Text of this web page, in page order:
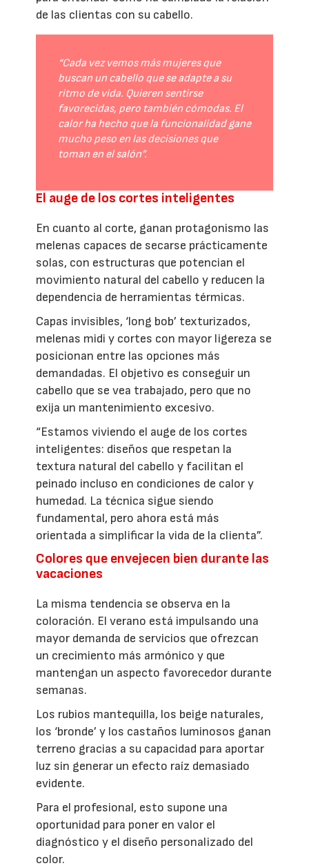
de las clientas con su cabello.
“Cada vez vemos más mujeres que
buscan un cabello que se adapte a su
ritmo de vida. Quieren sentirse
favorecidas, pero también cómodas. El
calor ha hecho que la funcionalidad gane
mucho peso en las decisiones que
toman en el salón”.
El auge de los cortes inteligentes
En cuanto al corte, ganan protagonismo las
melenas capaces de secarse prácticamente
solas, con estructuras que potencian el
movimiento natural del cabello y reducen la
dependencia de herramientas térmicas.
Capas invisibles, ‘long bob’ texturizados,
melenas midi y cortes con mayor ligereza se
posicionan entre las opciones más
demandadas. El objetivo es conseguir un
cabello que se vea trabajado, pero que no
exija un mantenimiento excesivo.
“Estamos viviendo el auge de los cortes
inteligentes: diseños que respetan la
textura natural del cabello y facilitan el
peinado incluso en condiciones de calor y
humedad. La técnica sigue siendo
fundamental, pero ahora está más
orientada a simplificar la vida de la clienta”.
Colores que envejecen bien durante las
vacaciones
La misma tendencia se observa en la
coloración. El verano está impulsando una
mayor demanda de servicios que ofrezcan
un crecimiento más armónico y que
mantengan un aspecto favorecedor durante
semanas.
Los rubios mantequilla, los beige naturales,
los ‘bronde’ y los castaños luminosos ganan
terreno gracias a su capacidad para aportar
luz sin generar un efecto raíz demasiado
evidente.
Para el profesional, esto supone una
oportunidad para poner en valor el
diagnóstico y el diseño personalizado del
color.